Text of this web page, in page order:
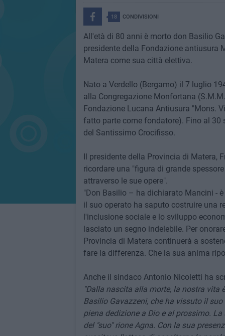
18 CONDIVISIONI
All'età di 80 anni è morto don Basilio
presidente della Fondazione antiusura
Matera come sua città elettiva.
Nato a Verdello (Bergamo) il 7 luglio
alla Congregazione Monfortana
Fondazione Lucana Antiusura "Mons.
fatto parte come fondatore). Fino al 30
del Santissimo Crocifisso.
Il presidente della Provincia di Matera,
ricordare una "figura di grande
attraverso le sue opere".
"Don Basilio – ha dichiarato Mancini -
il suo operato ha saputo costruire una
l'inclusione sociale e lo sviluppo
lasciato un segno indelebile. Per
Provincia di Matera continuerà a
fare la differenza. Che la sua anima
Anche il sindaco Antonio Nicoletti ha
"Dalla nascita alla morte, la nostra vita
Basilio Gavazzeni, che ha vissuto il
piena dedizione a Dio e al prossimo.
del "suo" rione Agna. Con la sua